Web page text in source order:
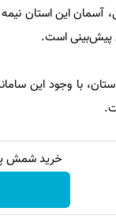
آسمان این استان
پیش‌بینی است.
با وجود این
خرید شمش پلمپ